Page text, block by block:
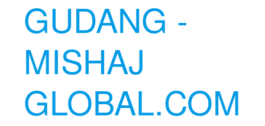
GUDANG -
MISHAJ
GLOBAL.COM